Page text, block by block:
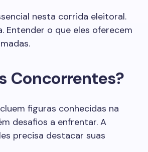
nesta corrida eleitoral.
Entender o que eles oferecem
Concorrentes?
figuras conhecidas na
desafios a enfrentar. A
precisa destacar suas